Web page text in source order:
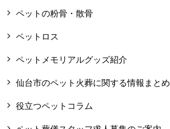
ペットの粉骨・散骨
ペットロス
ペットメモリアルグッズ紹介
仙台市のペット火葬に関する情報まとめ
役立つペットコラム